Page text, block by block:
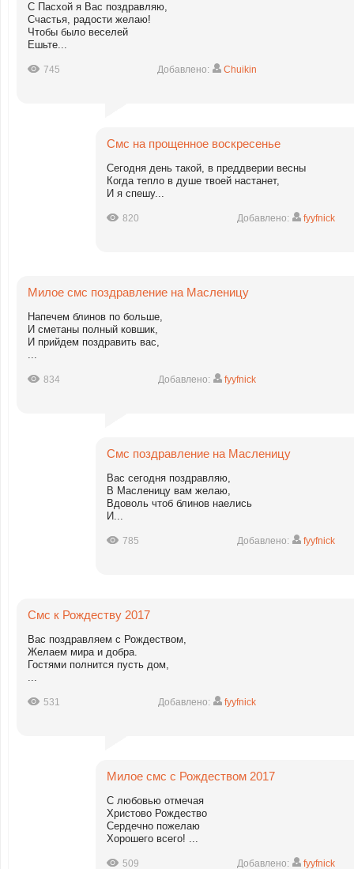
С Пасхой я Вас поздравляю,
Счастья, радости желаю!
Чтобы было веселей
Ешьте...
745 Добавлено: Chuikin
Смс на прощенное воскресенье
Сегодня день такой, в преддверии весны
Когда тепло в душе твоей настанет,
И я спешу...
820 Добавлено: fyyfnick
Милое смс поздравление на Масленицу
Напечем блинов по больше,
И сметаны полный ковшик,
И прийдем поздравить вас,
...
834 Добавлено: fyyfnick
Смс поздравление на Масленицу
Вас сегодня поздравляю,
В Масленицу вам желаю,
Вдоволь чтоб блинов наелись
И...
785 Добавлено: fyyfnick
Смс к Рождеству 2017
Вас поздравляем с Рождеством,
Желаем мира и добра.
Гостями полнится пусть дом,
...
531 Добавлено: fyyfnick
Милое смс с Рождеством 2017
С любовью отмечая
Христово Рождество
Сердечно пожелаю
Хорошего всего! ...
509 Добавлено: fyyfnick